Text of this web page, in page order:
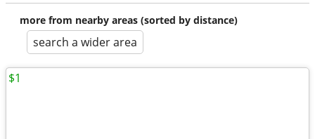
more from nearby areas (sorted by distance)
search a wider area
$1